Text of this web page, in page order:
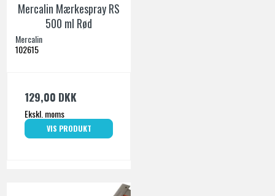
Mercalin Mærkespray RS
500 ml Rød
Mercalin
102615
129,00 DKK
Ekskl. moms
VIS PRODUKT